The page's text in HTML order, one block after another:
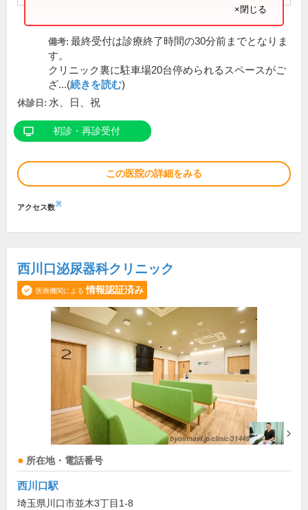
×閉じる
備考: 最終受付は診療終了時間の30分前までとなりま
す。
クリニック裏に駐車場20台停められるスペースがご
ざ...(続きを読む)
休診日: 水、日、祝
初診・再診受付
この医院の詳細をみる
アクセス数※
西川口泌尿器科クリニック
医療機関による 情報認証済み
所在地・電話番号
西川口駅
埼玉県川口市並木3丁目1-8